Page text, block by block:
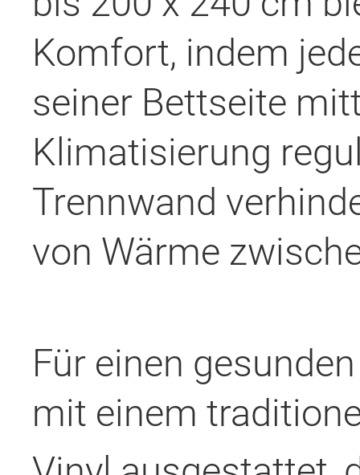
Komfort, indem
seiner Bettseite
Klimatisierung
Trennwand
von Wärme
Für einen
mit einem